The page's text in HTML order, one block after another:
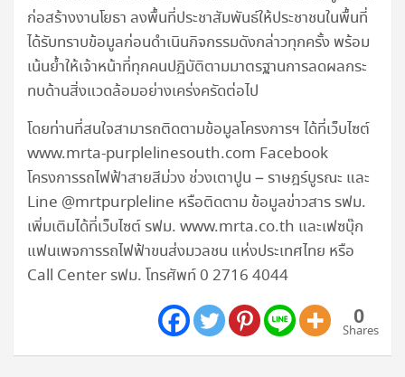
ก่อสร้างงานโยธา ลงพื้นที่ประชาสัมพันธ์ให้ประชาชนในพื้นที่
ได้รับทราบข้อมูลก่อนดำเนินกิจกรรมดังกล่าวทุกครั้ง พร้อม
เน้นย้ำให้เจ้าหน้าที่ทุกคนปฏิบัติตามมาตรฐานการลดผลกระ
ทบด้านสิ่งแวดล้อมอย่างเคร่งครัดต่อไป
โดยท่านที่สนใจสามารถติดตามข้อมูลโครงการฯ ได้ที่เว็บไซต์
www.mrta-purplelinesouth.com Facebook
โครงการรถไฟฟ้าสายสีม่วง ช่วงเตาปูน – ราษฎร์บูรณะ และ
Line @mrtpurpleline หรือติดตาม ข้อมูลข่าวสาร รฟม.
เพิ่มเติมได้ที่เว็บไซต์ รฟม. www.mrta.co.th และเฟซบุ๊ก
แฟนเพจการรถไฟฟ้าขนส่งมวลชน แห่งประเทศไทย หรือ
Call Center รฟม. โทรศัพท์ 0 2716 4044
0
Shares